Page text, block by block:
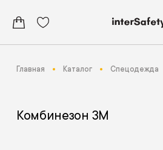
Главная Каталог Спецодежда
Комбинезон 3М